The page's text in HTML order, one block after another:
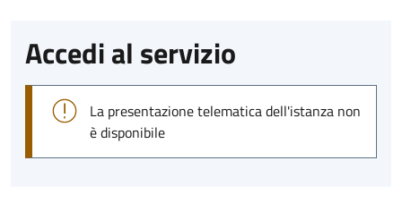
Accedi al servizio
La presentazione telematica dell'istanza non
è disponibile